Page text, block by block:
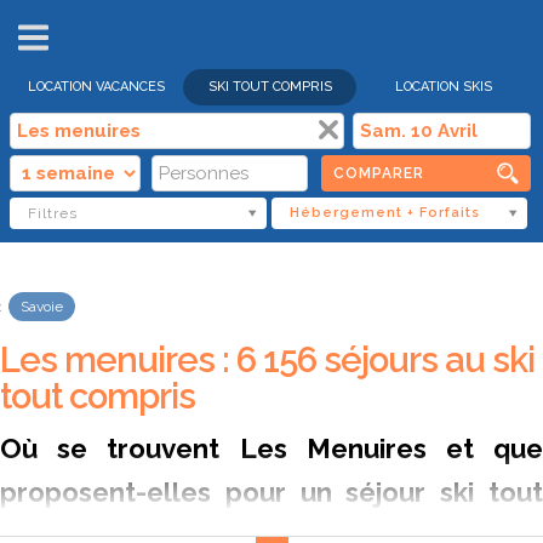
LOCATION VACANCES SKI TOUT COMPRIS LOCATION SKIS
COMPARER
Filtres Hébergement + Forfaits
Savoie
Les menuires : 6 156 séjours au ski
tout compris
Où se trouvent Les Menuires et que
proposent-elles pour un séjour ski tout
compris ?